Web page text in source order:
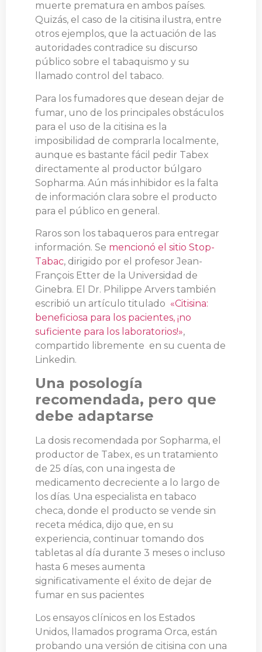
muerte prematura en ambos países.
Quizás, el caso de la citisina ilustra, entre
otros ejemplos, que la actuación de las
autoridades contradice su discurso
público sobre el tabaquismo y su
llamado control del tabaco.
Para los fumadores que desean dejar de
fumar, uno de los principales obstáculos
para el uso de la citisina es la
imposibilidad de comprarla localmente,
aunque es bastante fácil pedir Tabex
directamente al productor búlgaro
Sopharma. Aún más inhibidor es la falta
de información clara sobre el producto
para el público en general.
Raros son los tabaqueros para entregar
información. Se mencionó el sitio Stop-
Tabac, dirigido por el profesor Jean-
François Etter de la Universidad de
Ginebra. El Dr. Philippe Arvers también
escribió un artículo titulado «Citisina:
beneficiosa para los pacientes, ¡no
suficiente para los laboratorios!»,
compartido libremente en su cuenta de
Linkedin.
Una posología
recomendada, pero que
debe adaptarse
La dosis recomendada por Sopharma, el
productor de Tabex, es un tratamiento
de 25 días, con una ingesta de
medicamento decreciente a lo largo de
los días. Una especialista en tabaco
checa, donde el producto se vende sin
receta médica, dijo que, en su
experiencia, continuar tomando dos
tabletas al día durante 3 meses o incluso
hasta 6 meses aumenta
significativamente el éxito de dejar de
fumar en sus pacientes
Los ensayos clínicos en los Estados
Unidos, llamados programa Orca, están
probando una versión de citisina con una